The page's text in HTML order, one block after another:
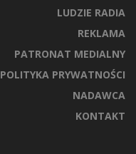
LUDZIE RADIA
REKLAMA
PATRONAT MEDIALNY
POLITYKA PRYWATNOŚCI
NADAWCA
KONTAKT